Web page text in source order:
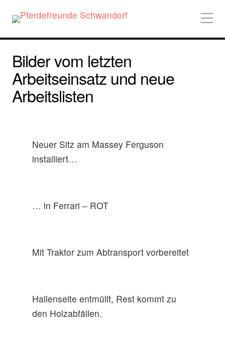
Bilder vom letzten
Arbeitseinsatz und neue
Arbeitslisten
Neuer Sitz am Massey Ferguson
installiert…
… in Ferrari – ROT
Mit Traktor zum Abtransport vorbereitet
Hallenseite entmüllt, Rest kommt zu
den Holzabfällen.